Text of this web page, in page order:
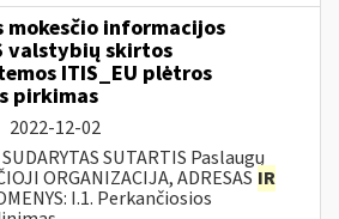
mokesčio informacijos
valstybių skirtos
ITIS_EU plėtros
pirkimas
2022-12-02
SUTARTIS Paslaugų
ORGANIZACIJA, ADRESAS IR
I.1. Perkančiosios